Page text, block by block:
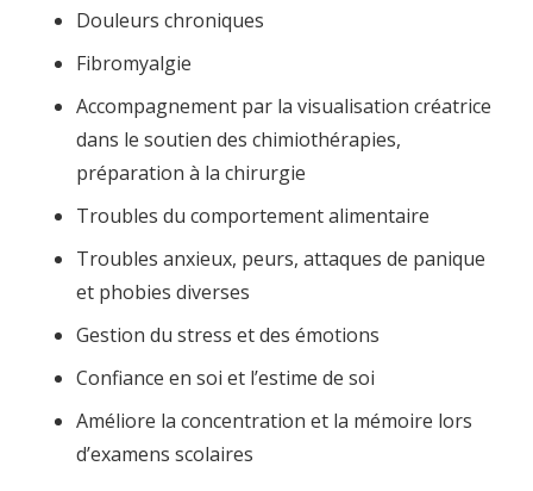
Douleurs chroniques
Fibromyalgie
Accompagnement par la visualisation créatrice
dans le soutien des chimiothérapies,
préparation à la chirurgie
Troubles du comportement alimentaire
Troubles anxieux, peurs, attaques de panique
et phobies diverses
Gestion du stress et des émotions
Confiance en soi et l’estime de soi
Améliore la concentration et la mémoire lors
d’examens scolaires